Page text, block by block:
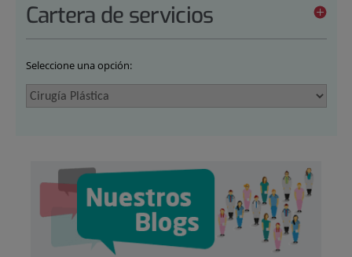
Cartera de servicios
Seleccione una opción: